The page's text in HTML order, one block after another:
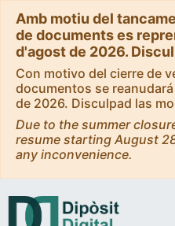
Amb motiu del
de documents es
d'agost de 2026.
Con motivo del cierre de
documentos se
de 2026. Disculpad las
Due to the summer
resume starting August
any inconvenience.